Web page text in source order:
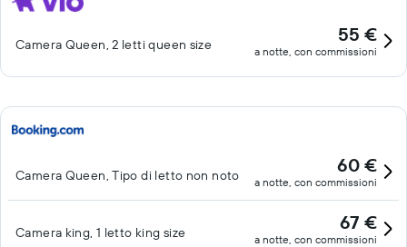
Camera Queen, 2 letti queen size 55 €
a notte, con commissioni
Camera Queen, Tipo di letto non noto 60 €
a notte, con commissioni
Camera king, 1 letto king size 67 €
a notte, con commissioni